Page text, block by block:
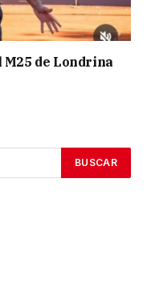
de Londrina